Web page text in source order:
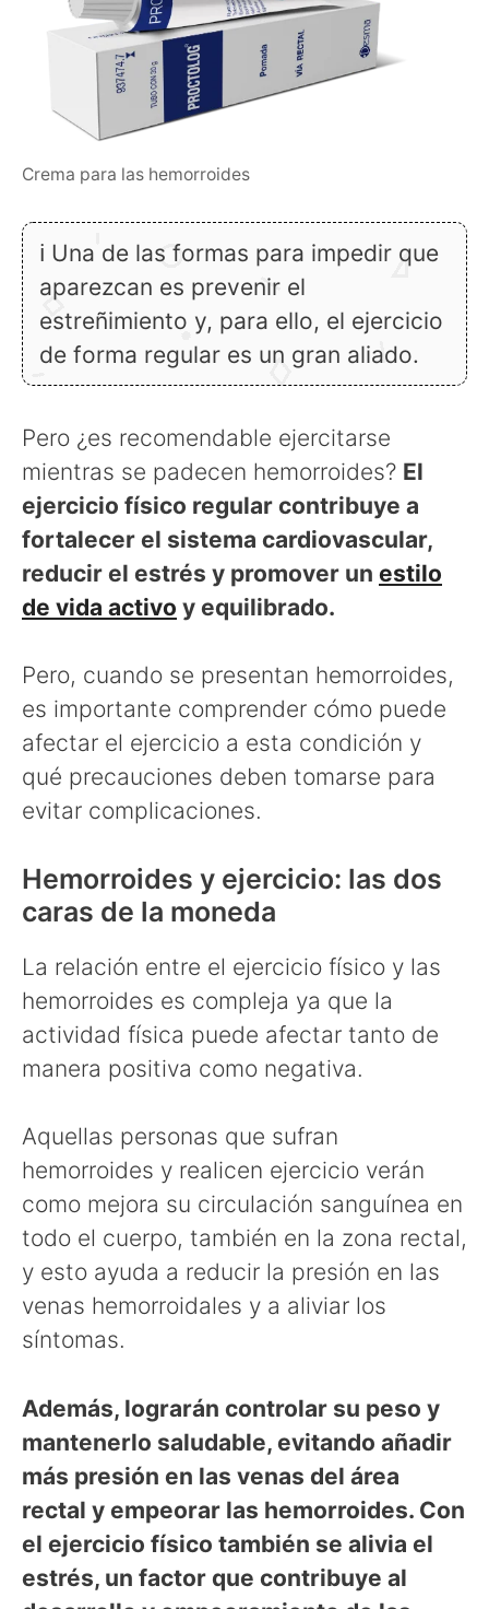
Crema para las hemorroides
ℹ Una de las formas para impedir que
aparezcan es prevenir el
estreñimiento y, para ello, el ejercicio
de forma regular es un gran aliado.
Pero ¿es recomendable ejercitarse
mientras se padecen hemorroides? El
ejercicio físico regular contribuye a
fortalecer el sistema cardiovascular,
reducir el estrés y promover un estilo
de vida activo y equilibrado.
Pero, cuando se presentan hemorroides,
es importante comprender cómo puede
afectar el ejercicio a esta condición y
qué precauciones deben tomarse para
evitar complicaciones.
Hemorroides y ejercicio: las dos
caras de la moneda
La relación entre el ejercicio físico y las
hemorroides es compleja ya que la
actividad física puede afectar tanto de
manera positiva como negativa.
Aquellas personas que sufran
hemorroides y realicen ejercicio verán
como mejora su circulación sanguínea en
todo el cuerpo, también en la zona rectal,
y esto ayuda a reducir la presión en las
venas hemorroidales y a aliviar los
síntomas.
Además, lograrán controlar su peso y
mantenerlo saludable, evitando añadir
más presión en las venas del área
rectal y empeorar las hemorroides. Con
el ejercicio físico también se alivia el
estrés, un factor que contribuye al